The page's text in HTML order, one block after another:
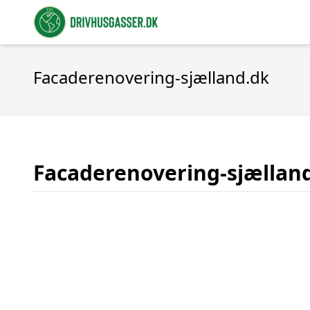
Facaderenovering-sjælland.dk
Facaderenovering-